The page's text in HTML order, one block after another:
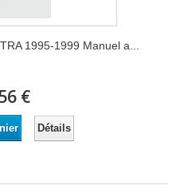
1995-1999 Manuel a...
€
Détails